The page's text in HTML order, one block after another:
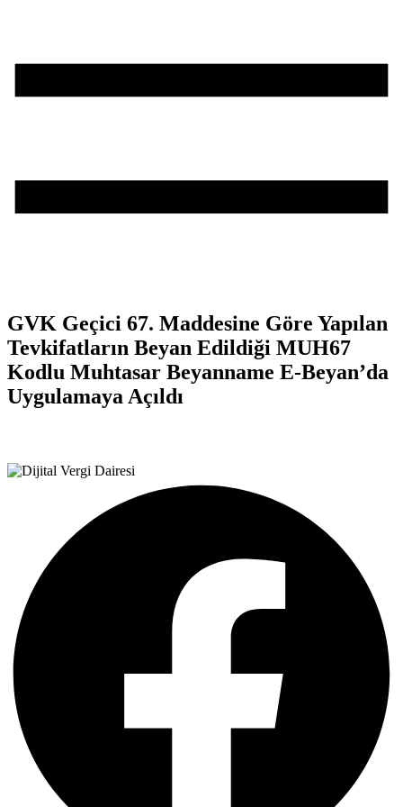
GVK Geçici 67. Maddesine Göre Yapılan
Tevkifatların Beyan Edildiği MUH67
Kodlu Muhtasar Beyanname E-Beyan’da
Uygulamaya Açıldı